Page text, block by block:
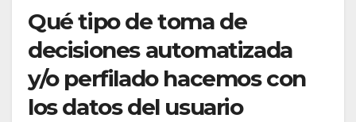
Qué tipo de toma de
decisiones automatizada
y/o perfilado hacemos con
los datos del usuario